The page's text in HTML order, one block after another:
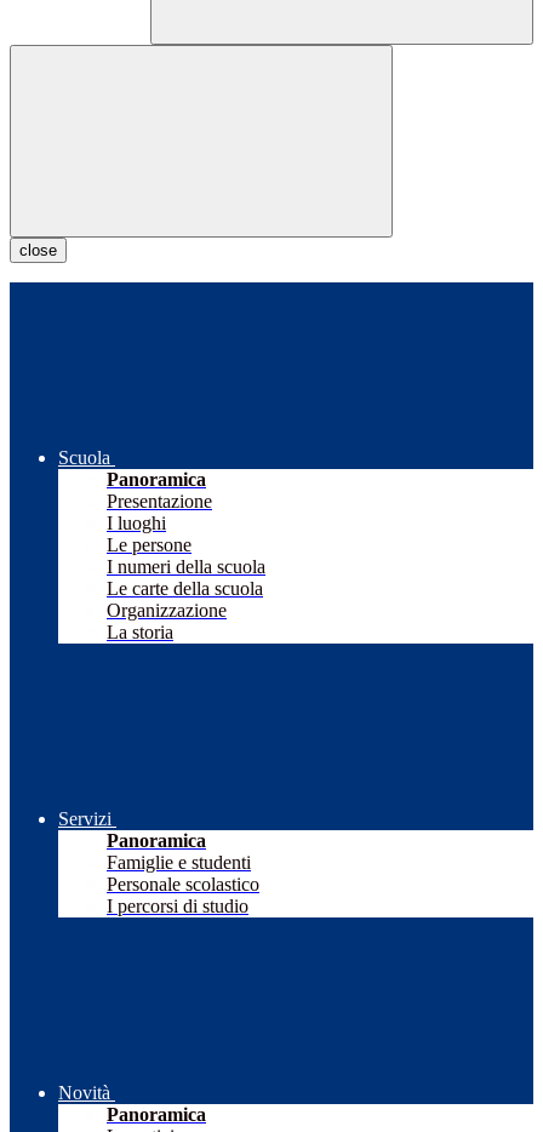
close
Scuola
Panoramica
Presentazione
I luoghi
Le persone
I numeri della scuola
Le carte della scuola
Organizzazione
La storia
Servizi
Panoramica
Famiglie e studenti
Personale scolastico
I percorsi di studio
Novità
Panoramica